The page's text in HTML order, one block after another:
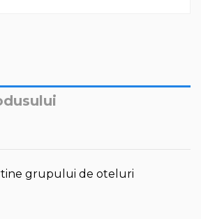
grupului de oteluri